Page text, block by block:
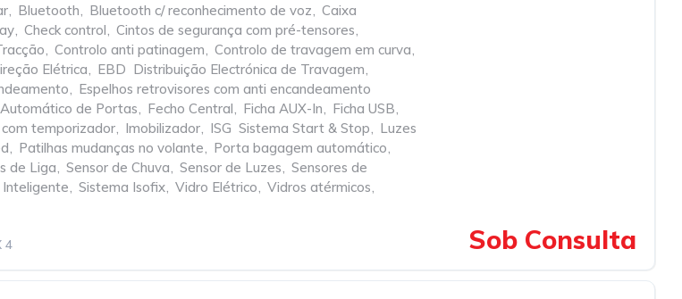
, Bluetooth, Bluetooth c/ reconhecimento de voz, Caixa
, Check control, Cintos de segurança com pré-tensores,
, Controlo anti patinagem, Controlo de travagem em curva,
Elétrica, EBD  Distribuição Electrónica de Travagem,
, Espelhos retrovisores com anti encandeamento
de Portas, Fecho Central, Ficha AUX-In, Ficha USB,
temporizador, Imobilizador, ISG  Sistema Start & Stop, Luzes
, Patilhas mudanças no volante, Porta bagagem automático,
de Liga, Sensor de Chuva, Sensor de Luzes, Sensores de
, Sistema Isofix, Vidro Elétrico, Vidros atérmicos,
4 Sob Consulta